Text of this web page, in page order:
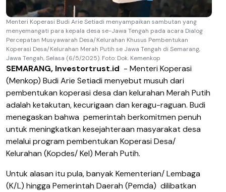
Menteri Koperasi Budi Arie Setiadi menyampaikan sambutan yang
menyemangati para kepala desa se-Jawa Tengah pada acara Dialog
Percepatan Musyawarah Desa/Kelurahan Khusus Pembentukan
Koperasi Desa/Kelurahan Merah Putih se Jawa Tengah di Semarang,
Jawa Tengah, Selasa (6/5/2025). Foto: Dok. Kemenkop
SEMARANG, Investortrust.id - Menteri Koperasi
(Menkop) Budi Arie Setiadi menyebut musuh dari
pembentukan koperasi desa dan kelurahan Merah Putih
adalah ketakutan, kecurigaan dan keragu-raguan. Budi
menegaskan bahwa pemerintah berkomitmen penuh
untuk meningkatkan kesejahteraan masyarakat desa
melalui program pembentukan Koperasi Desa/
Kelurahan (Kopdes/ Kel) Merah Putih.
Untuk alasan itu pula, banyak Kementerian/ Lembaga
(K/L) hingga Pemerintah Daerah (Pemda) dilibatkan